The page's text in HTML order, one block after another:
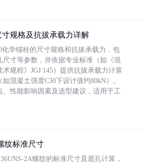
规格及抗拔承载力详解
化学锚栓的尺寸规格和抗拔承载力，包
尺寸等参数，并依据专业标准（如《混
规程》JGJ 145）提供抗拔承载力计算
混凝土强度C30下设计值约80kN）。
、性能影响因素及选型建议，适用于工
纹标准尺寸
2A螺纹的标准尺寸及底孔计算，